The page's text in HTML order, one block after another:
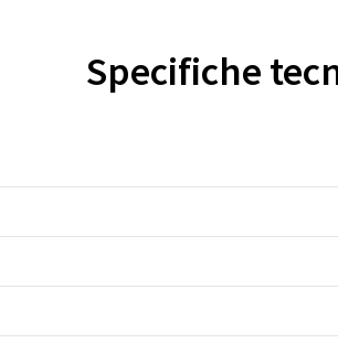
Specifiche